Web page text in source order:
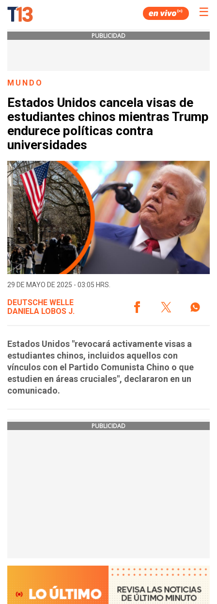
☰
PUBLICIDAD
MUNDO
Estados Unidos cancela visas de
estudiantes chinos mientras Trump
endurece políticas contra
universidades
29 DE MAYO DE 2025 - 03:05 HRS.
DEUTSCHE WELLE
DANIELA LOBOS J.
Estados Unidos "revocará activamente visas a
estudiantes chinos, incluidos aquellos con
vínculos con el Partido Comunista Chino o que
estudien en áreas cruciales", declararon en un
comunicado.
PUBLICIDAD